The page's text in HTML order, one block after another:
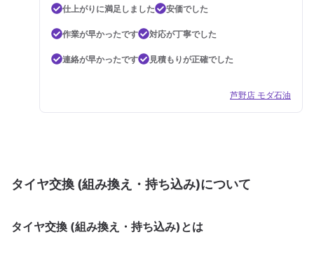
仕上がりに満足しました
安価でした
作業が早かったです
対応が丁寧でした
連絡が早かったです
見積もりが正確でした
芦野店 モダ石油
タイヤ交換 (組み換え・持ち込み)について
タイヤ交換 (組み換え・持ち込み)とは